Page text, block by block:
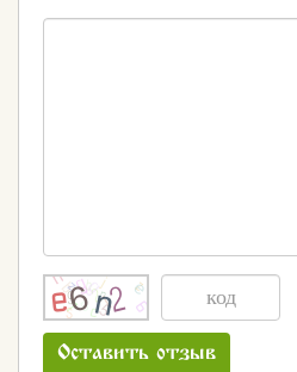
Оставить отзыв